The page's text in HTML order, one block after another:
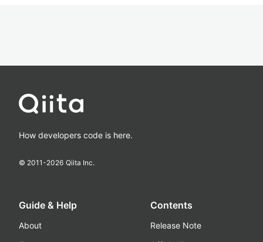
How developers code is here.
© 2011-2026 Qiita Inc.
Guide & Help
About
Contents
Release Note